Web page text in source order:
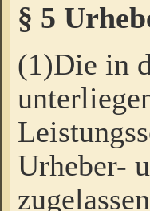
§ 5
(1)Die in
Urheber-